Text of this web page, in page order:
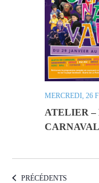
ATELIER –
CARNAVAL
MERCREDI, 26
ÉVÈNEMENTS
PRÉCÉDENTS